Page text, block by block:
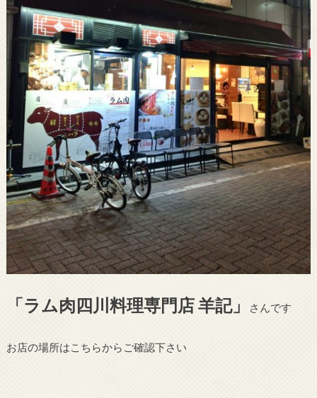
「ラム肉四川料理専門店 羊記」 さんです
お店の場所はこちらからご確認下さい